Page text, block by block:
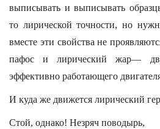
выписывать и выписывать
то лирической точности, но
вместе эти свойства не
пафос и лирический жар—
эффективно работающего
И куда же движется лирический
Стой, однако! Незряч поводырь,